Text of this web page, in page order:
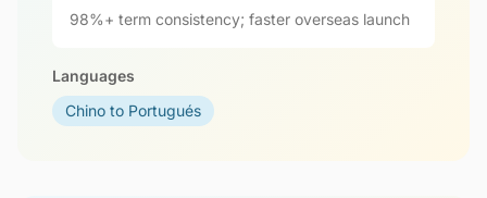
98%+ term consistency; faster overseas launch
Languages
Chino to Portugués